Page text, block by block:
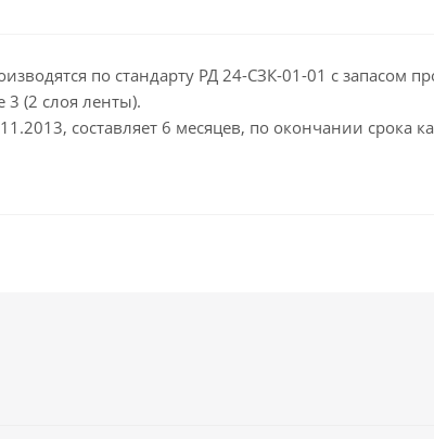
по стандарту РД 24-СЗК-01-01 с запасом
(2 слоя ленты).
составляет 6 месяцев, по окончании срока